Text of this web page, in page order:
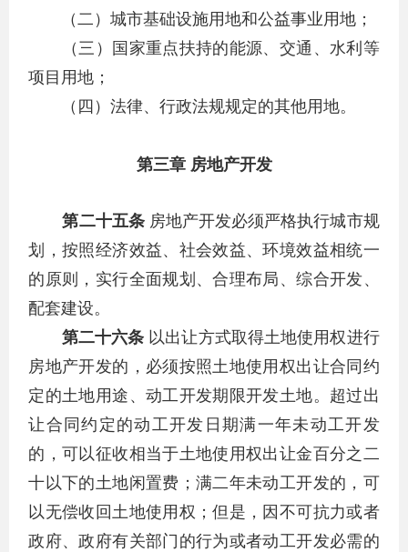
（二）城市基础设施用地和公益事业用地；
（三）国家重点扶持的能源、交通、水利等
项目用地；
（四）法律、行政法规规定的其他用地。
第三章 房地产开发
第二十五条房地产开发必须严格执行城市规
划，按照经济效益、社会效益、环境效益相统一
的原则，实行全面规划、合理布局、综合开发、
配套建设。
第二十六条 以出让方式取得土地使用权进行
房地产开发的，必须按照土地使用权出让合同约
定的土地用途、动工开发期限开发土地。超过出
让合同约定的动工开发日期满一年未动工开发
的，可以征收相当于土地使用权出让金百分之二
十以下的土地闲置费；满二年未动工开发的，可
以无偿收回土地使用权；但是，因不可抗力或者
政府、政府有关部门的行为或者动工开发必需的